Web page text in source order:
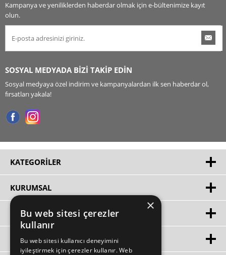
Kampanya ve yeniliklerden haberdar olmak için e-bültenimize kayıt
olun.
SOSYAL MEDYADA BİZİ TAKİP EDİN
Sosyal medyaya özel indirim ve kampanyalardan ilk sen haberdar ol,
fırsatları yakala!
KATEGORILER
KURUMSAL
HIZLI ERIŞIM
ÜYE
×
Bu web sitesi çerezler
kullanır
Bu web sitesi kullanıcı deneyimini
iyileştirmek için çerezler kullanır. Web